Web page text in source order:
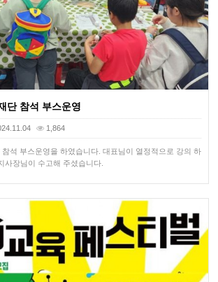
단 참석 부스운영
1,864
참석 부스운영을 하였습니다. 대표님이 열정적으로 강의 하
사장님이 수고해 주셨습니다.